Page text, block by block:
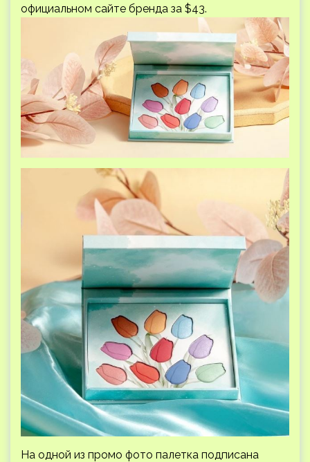
официальном сайте бренда за $43.
На одной из промо фото палетка подписана